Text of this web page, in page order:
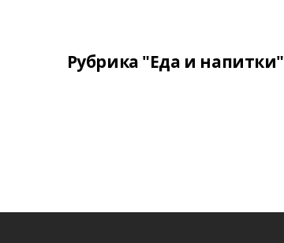
Рубрика "Еда и напитки"